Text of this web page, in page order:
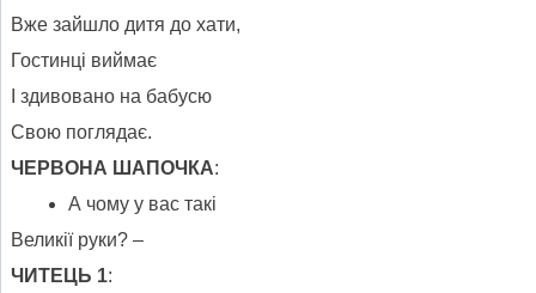
Вже зайшло дитя до хати,
Гостинці виймає
І здивовано на бабусю
Свою поглядає.
ЧЕРВОНА ШАПОЧКА:
А чому у вас такі
Великії руки? –
ЧИТЕЦЬ 1: